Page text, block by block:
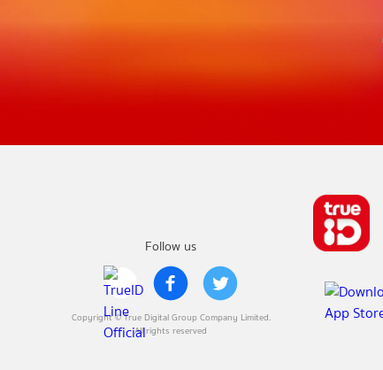
Follow us
Copyright © True Digital Group Company Limited.
All rights reserved